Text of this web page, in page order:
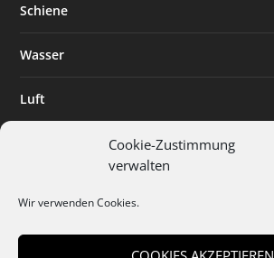
Cookie-Zustimmung
verwalten
Wir verwenden Cookies.
Schiene
Wasser
Luft
Digitalisierung